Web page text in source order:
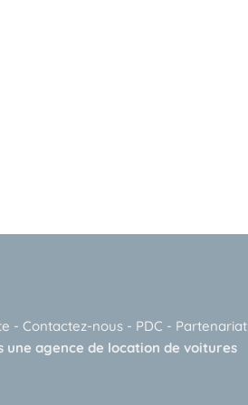
- Contactez-nous - PDC - Partenariat
une agence de location de voitures